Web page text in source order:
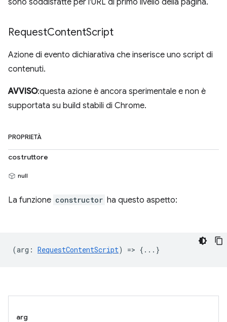
sono soddisfatte per l'URL di primo livello della pagina.
RequestContentScript
Azione di evento dichiarativa che inserisce uno script di
contenuti.
AVVISO:questa azione è ancora sperimentale e non è
supportata su build stabili di Chrome.
PROPRIETÀ
costruttore
null
La funzione constructor ha questo aspetto:
(arg : RequestContentScript) => {...}
arg